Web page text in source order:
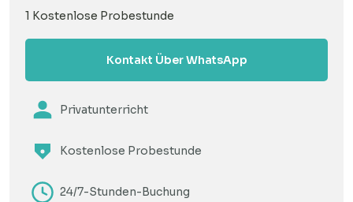
1 Kostenlose Probestunde
Kontakt Über WhatsApp
Privatunterricht
Kostenlose Probestunde
24/7-Stunden-Buchung